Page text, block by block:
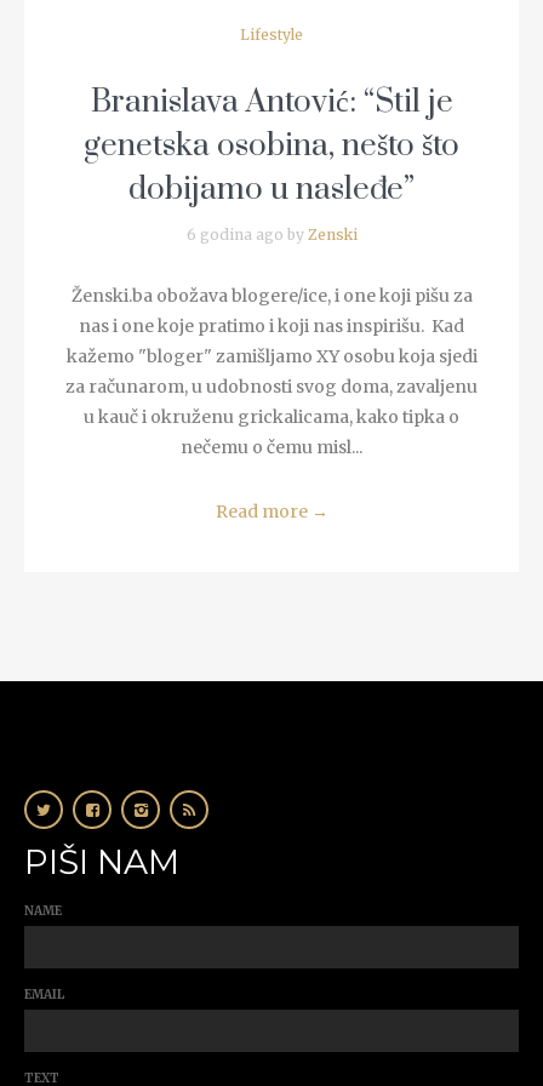
Lifestyle
Branislava Antović: “Stil je
genetska osobina, nešto što
dobijamo u nasleđe”
6 godina ago by Zenski
Ženski.ba obožava blogere/ice, i one koji pišu za
nas i one koje pratimo i koji nas inspirišu. Kad
kažemo "bloger" zamišljamo XY osobu koja sjedi
za računarom, u udobnosti svog doma, zavaljenu
u kauč i okruženu grickalicama, kako tipka o
nečemu o čemu misl...
Read more →
PIŠI NAM
NAME
EMAIL
TEXT